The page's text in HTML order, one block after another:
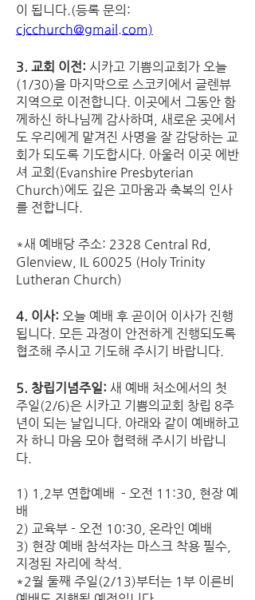
cjcchurch@gmail.com)
3. 교회 이전: 시카고 기쁨의교회가 오늘
(1/30)을 마지막으로 스코키에서 글렌뷰
지역으로 이전합니다. 이곳에서 그동안 함
께하신 하나님께 감사하며, 새로운 곳에서
도 우리에게 맡겨진 사명을 잘 감당하는 교
회가 되도록 기도합시다. 아울러 이곳 에반
셔 교회(Evanshire Presbyterian
Church)에도 깊은 고마움과 축복의 인사
를 전합니다.
*새 예배당 주소: 2328 Central Rd,
Glenview, IL 60025 (Holy Trinity
Lutheran Church)
4. 이사: 오늘 예배 후 곧이어 이사가 진행
됩니다. 모든 과정이 안전하게 진행되도록
협조해 주시고 기도해 주시기 바랍니다.
5. 창립기념주일: 새 예배 처소에서의 첫
주일(2/6)은 시카고 기쁨의교회 창립 8주
년이 되는 날입니다. 아래와 같이 예배하고
자 하니 마음 모아 협력해 주시기 바랍니
다.
1) 1,2부 연합예배  - 오전 11:30, 현장 예
배
2) 교육부 - 오전 10:30, 온라인 예배
3) 현장 예배 참석자는 마스크 착용 필수,
지정된 자리에 착석.
*2월 둘째 주일(2/13)부터는 1부 이른비